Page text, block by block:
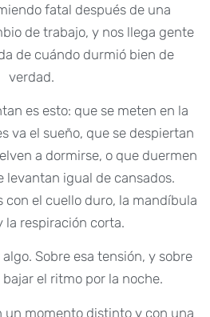
fatal después de una
de trabajo, y nos llega gente
de cuándo durmió bien de
verdad.
es esto: que se meten en la
va el sueño, que se despiertan
a dormirse, o que duermen
levantan igual de cansados.
con el cuello duro, la mandíbula
la respiración corta.
Sobre esa tensión, y sobre
el ritmo por la noche.
un momento distinto y con una